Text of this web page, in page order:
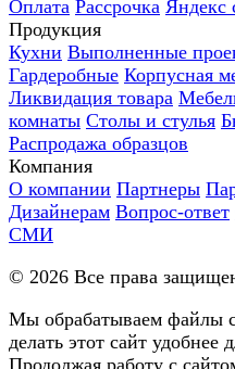
Оплата Рассрочка Яндекс
Продукция
Кухни Выполненные
Гардеробные Корпусная
Ликвидация товара
комнаты Столы и стулья
Распродажа образцов
Компания
О компании Партнеры
Дизайнерам Вопрос-ответ
СМИ
© 2026 Все права
Мы обрабатываем файлы
делать этот сайт удобнее
Продолжая работу с